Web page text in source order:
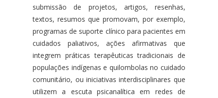
submissão de projetos, artigos, resenhas,
textos, resumos que promovam, por exemplo,
programas de suporte clínico para pacientes em
cuidados paliativos, ações afirmativas que
integrem práticas terapêuticas tradicionais de
populações indígenas e quilombolas no cuidado
comunitário, ou iniciativas interdisciplinares que
utilizem a escuta psicanalítica em redes de